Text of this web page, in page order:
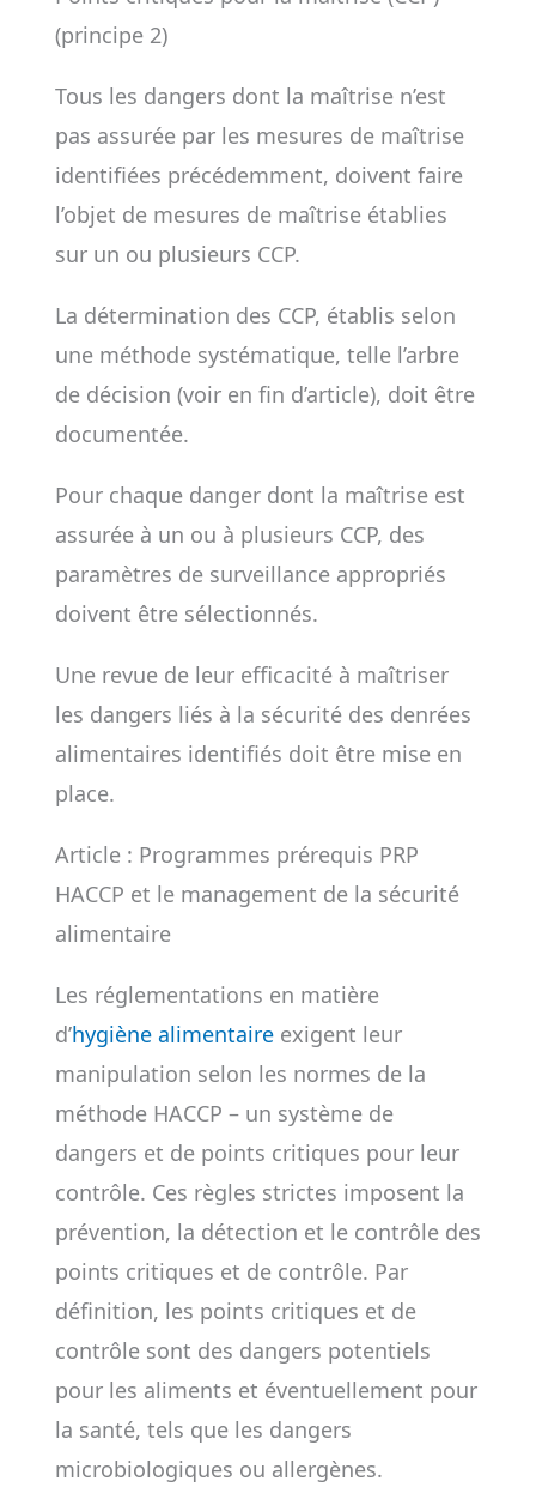
(principe 2)
Tous les dangers dont la maîtrise n’est
pas assurée par les mesures de maîtrise
identifiées précédemment, doivent faire
l’objet de mesures de maîtrise établies
sur un ou plusieurs CCP.
La détermination des CCP, établis selon
une méthode systématique, telle l’arbre
de décision (voir en fin d’article), doit être
documentée.
Pour chaque danger dont la maîtrise est
assurée à un ou à plusieurs CCP, des
paramètres de surveillance appropriés
doivent être sélectionnés.
Une revue de leur efficacité à maîtriser
les dangers liés à la sécurité des denrées
alimentaires identifiés doit être mise en
place.
Article : Programmes prérequis PRP
HACCP et le management de la sécurité
alimentaire
Les réglementations en matière
d’hygiène alimentaireexigent leur
manipulation selon les normes de la
méthode HACCP – un système de
dangers et de points critiques pour leur
contrôle. Ces règles strictes imposent la
prévention, la détection et le contrôle des
points critiques et de contrôle. Par
définition, les points critiques et de
contrôle sont des dangers potentiels
pour les aliments et éventuellement pour
la santé, tels que les dangers
microbiologiques ou allergènes.